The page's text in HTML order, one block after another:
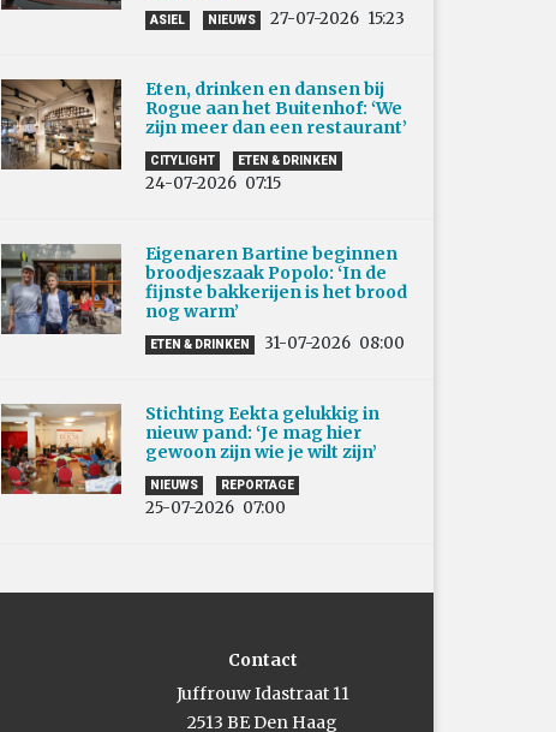
ASIEL NIEUWS 27-07-2026 15:23
Eten, drinken en dansen bij
Rogue aan het Buitenhof: ‘We
zijn meer dan een restaurant’
CITYLIGHT ETEN & DRINKEN
24-07-2026 07:15
Eigenaren Bartine beginnen
broodjeszaak Popolo: ‘In de
fijnste bakkerijen is het brood
nog warm’
ETEN & DRINKEN 31-07-2026 08:00
Stichting Eekta gelukkig in
nieuw pand: ‘Je mag hier
gewoon zijn wie je wilt zijn’
NIEUWS REPORTAGE
25-07-2026 07:00
Contact
Juffrouw Idastraat 11
2513 BE Den Haag